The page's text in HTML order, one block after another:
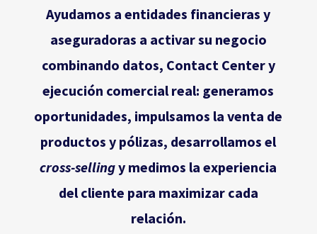
Ayudamos a entidades financieras y
aseguradoras a activar su negocio
combinando datos, Contact Center y
ejecución comercial real: generamos
oportunidades, impulsamos la venta de
productos y pólizas, desarrollamos el
cross-sellingy medimos la experiencia
del cliente para maximizar cada
relación.